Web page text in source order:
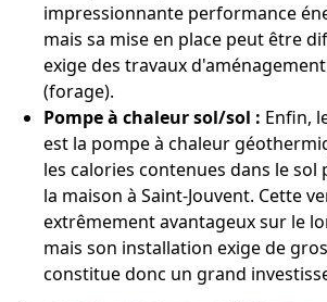
impressionnante performance
mais sa mise en place peut être
exige des travaux
(forage).
Pompe à chaleur sol/sol : Enfin,
est la pompe à chaleur
les calories contenues dans le
la maison à Saint-Jouvent. Cette
extrêmement avantageux sur le
mais son installation exige de
constitue donc un grand